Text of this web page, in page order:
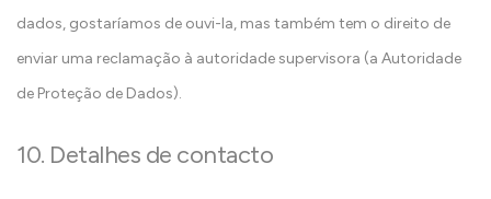
dados, gostaríamos de ouvi-la, mas também tem o direito de
enviar uma reclamação à autoridade supervisora (a Autoridade
de Proteção de Dados).
10. Detalhes de contacto